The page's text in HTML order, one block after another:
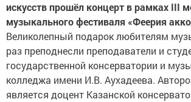
искусств прошёл концерт в рамках III
музыкального фестиваля «Феерия
Великолепный подарок любителям
раз преподнесли преподаватели и
государственной консерватории и
колледжа имени И.В. Аухадеева.
является доцент Казанской